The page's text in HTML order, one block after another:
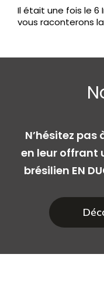
Il était une fois le 6
vous raconterons
N’hésitez
en leur offrant
brésilien EN